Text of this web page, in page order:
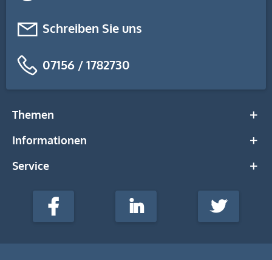
Schreiben Sie uns
07156 / 1782730
Themen
Informationen
Service
stempel-
Media
Facebook LinkedIn Twitter